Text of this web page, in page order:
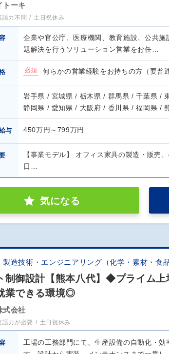
トーキ
語力不問 土日祝休み
企業や官公庁、医療機関、教育施設、公共
題解決を行うソリューション営業をお任…
必須 何らかの営業経験をお持ちの方（要普
岩手県 / 宮城県 / 栃木県 / 群馬県 / 千葉県 /
静岡県 / 愛知県 / 大阪府 / 香川県 / 福岡県 /
与 450万円～799万円
【事業モデル】 オフィス家具の製造・販売
日…
気になる
製造技術・エンジニアリング（化学・素材・食品
制御設計【熊本八代】◆プライム
業できる環境◎
式会社
語力が必要 土日祝休み
工場の工務部門にて、生産設備の自動化・